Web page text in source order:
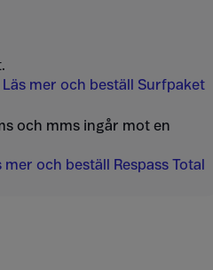
Läs mer och beställ Surfpaket
och mms ingår mot en
mer och beställ Respass Total